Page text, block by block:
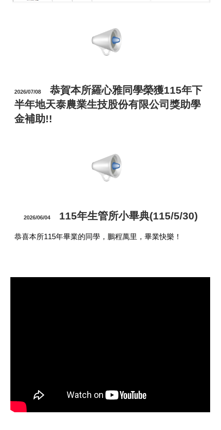
2026/07/08
恭賀本所羅心雅同學榮獲115年下
半年地天泰農業生技股份有限公司獎助學
金補助!!
2026/06/04115年生管所小畢典(115/5/30)
恭喜本所115年畢業的同學，鵬程萬里，畢業快樂！